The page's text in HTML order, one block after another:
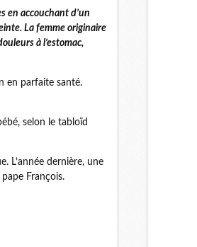
en accouchant d’un
La femme originaire
à l’estomac,
en parfaite santé.
selon le tabloïd
L’année dernière, une
François.